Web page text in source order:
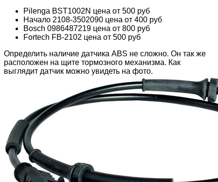
Pilenga BST1002N цена от 500 руб
Начало 2108-3502090 цена от 400 руб
Bosch 0986487219 цена от 800 руб
Fortech FB-2102 цена от 500 руб
Определить наличие датчика ABS не сложно. Он так же
расположен на щите тормозного механизма. Как
выглядит датчик можно увидеть на фото.